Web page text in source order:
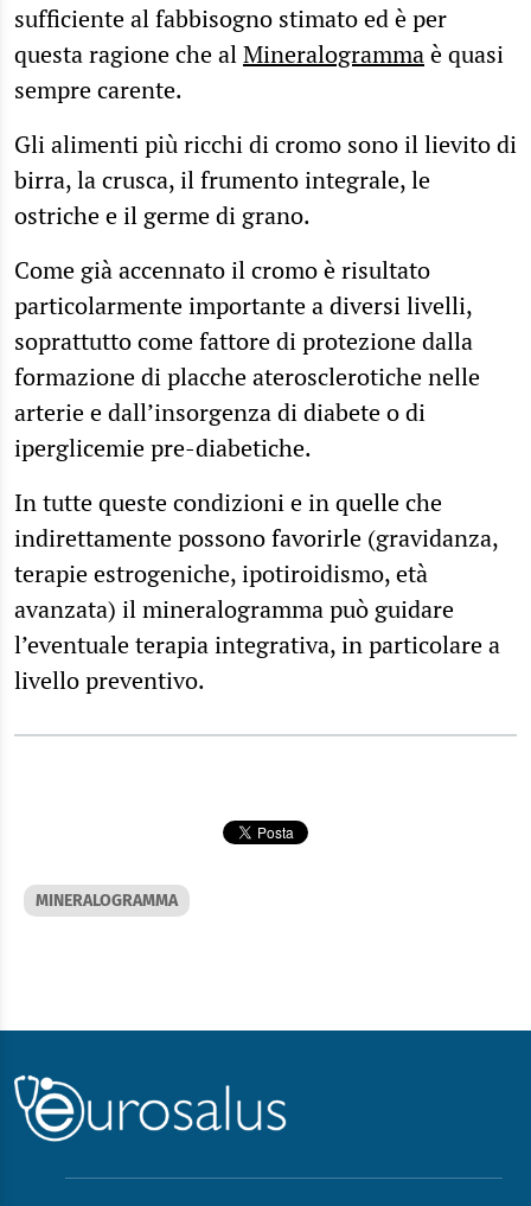
sufficiente al fabbisogno stimato ed è per
questa ragione che alMineralogrammaè quasi
sempre carente.
Gli alimenti più ricchi di cromo sono il lievito di
birra, la crusca, il frumento integrale, le
ostriche e il germe di grano.
Come già accennato il cromo è risultato
particolarmente importante a diversi livelli,
soprattutto come fattore di protezione dalla
formazione di placche aterosclerotiche nelle
arterie e dall’insorgenza di diabete o di
iperglicemie pre-diabetiche.
In tutte queste condizioni e in quelle che
indirettamente possono favorirle (gravidanza,
terapie estrogeniche, ipotiroidismo, età
avanzata) il mineralogramma può guidare
l’eventuale terapia integrativa, in particolare a
livello preventivo.
MINERALOGRAMMA